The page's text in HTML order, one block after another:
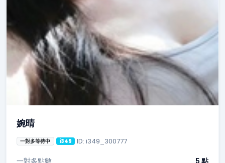
婉晴
一對多等待中 i349 ID: i349_300777
一對多點數
5 點